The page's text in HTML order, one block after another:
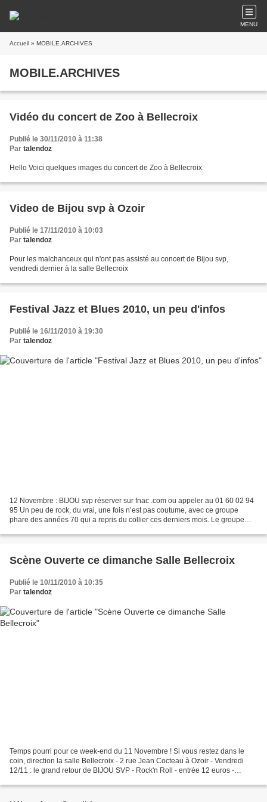
MENU
Accueil » MOBILE.ARCHIVES
MOBILE.ARCHIVES
Vidéo du concert de Zoo à Bellecroix
Publié le 30/11/2010 à 11:38
Par talendoz
Hello Voici quelques images du concert de Zoo à Bellecroix.
Video de Bijou svp à Ozoir
Publié le 17/11/2010 à 10:03
Par talendoz
Pour les malchanceux qui n'ont pas assisté au concert de Bijou svp,
vendredi dernier à la salle Bellecroix
Festival Jazz et Blues 2010, un peu d'infos
Publié le 16/11/2010 à 19:30
Par talendoz
12 Novembre : BIJOU svp réserver sur fnac .com ou appeler au 01 60 02 94
95 Un peu de rock, du vrai, une fois n’est pas coutume, avec ce groupe
phare des années 70 qui a repris du collier ces derniers mois. Le groupe
Scène Ouverte ce dimanche Salle Bellecroix
Publié le 10/11/2010 à 10:35
Par talendoz
Temps pourri pour ce week-end du 11 Novembre ! Si vous restez dans le
coin, direction la salle Bellecroix - 2 rue Jean Cocteau à Ozoir - Vendredi
12/11 : le grand retour de BIJOU SVP - Rock'n Roll - entrée 12 euros -